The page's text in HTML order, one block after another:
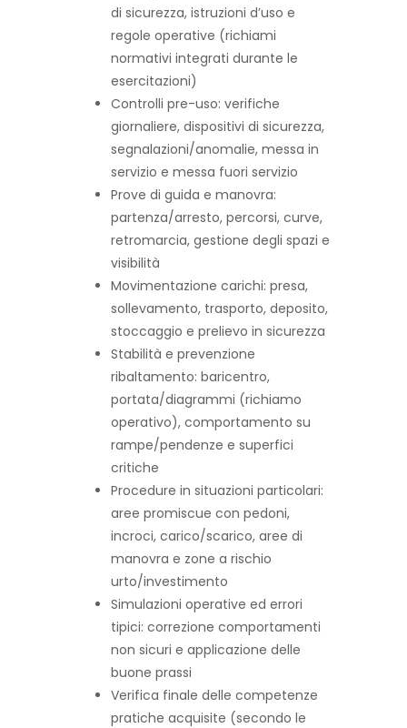
di sicurezza, istruzioni d’uso e
regole operative (richiami
normativi integrati durante le
esercitazioni)
Controlli pre-uso: verifiche
giornaliere, dispositivi di sicurezza,
segnalazioni/anomalie, messa in
servizio e messa fuori servizio
Prove di guida e manovra:
partenza/arresto, percorsi, curve,
retromarcia, gestione degli spazi e
visibilità
Movimentazione carichi: presa,
sollevamento, trasporto, deposito,
stoccaggio e prelievo in sicurezza
Stabilità e prevenzione
ribaltamento: baricentro,
portata/diagrammi (richiamo
operativo), comportamento su
rampe/pendenze e superfici
critiche
Procedure in situazioni particolari:
aree promiscue con pedoni,
incroci, carico/scarico, aree di
manovra e zone a rischio
urto/investimento
Simulazioni operative ed errori
tipici: correzione comportamenti
non sicuri e applicazione delle
buone prassi
Verifica finale delle competenze
pratiche acquisite (secondo le